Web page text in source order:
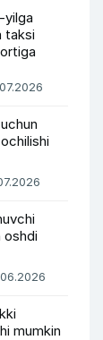
yilga
taksi
oshdi
mumkin